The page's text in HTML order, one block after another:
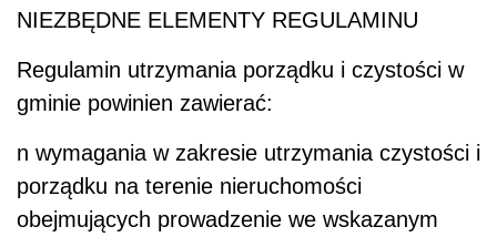
NIEZBĘDNE ELEMENTY REGULAMINU
Regulamin utrzymania porządku i czystości w
gminie powinien zawierać:
n wymagania w zakresie utrzymania czystości i
porządku na terenie nieruchomości
obejmujących prowadzenie we wskazanym